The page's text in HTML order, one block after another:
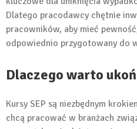
Dlatego pracodawcy chętnie
pracowników, aby mieć
odpowiednio przygotowany do
Dlaczego warto
Kursy SEP są niezbędnym
chcą pracować w branżach